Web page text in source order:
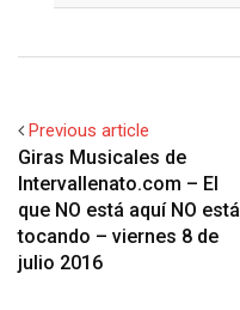
Previous article
Giras Musicales de
Intervallenato.com – El
que NO está aquí NO está
tocando – viernes 8 de
julio 2016